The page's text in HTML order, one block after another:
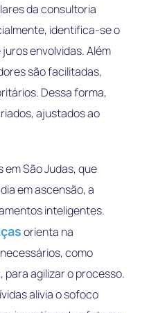
da consultoria
identifica-se o
envolvidas. Além
são facilitadas,
Dessa forma,
ajustados ao
São Judas, que
em ascensão, a
inteligentes.
orienta na
como
agilizar o processo.
alivia o sofoco